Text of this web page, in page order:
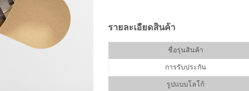
รายละเอียดสินค้า
ชื่อรุ่นสินค้า
การรับประกัน
รูปแบบโลโก้